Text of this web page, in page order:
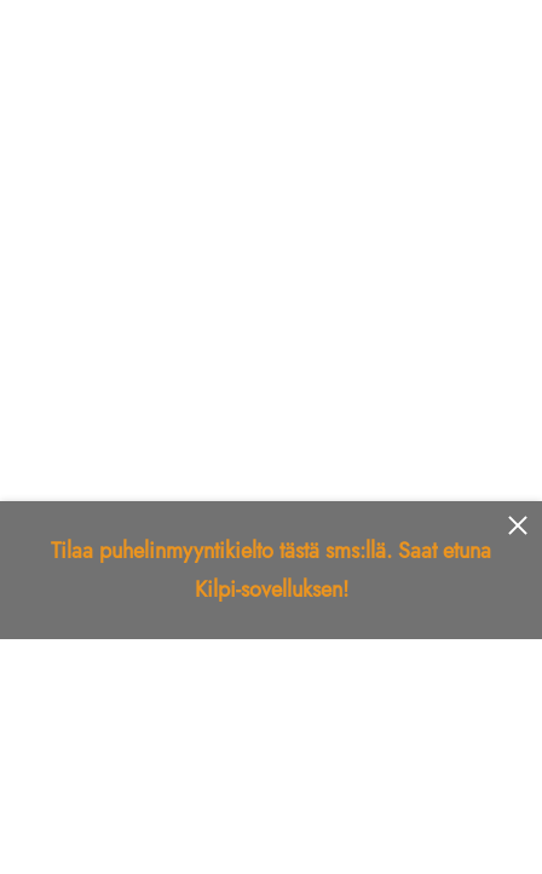
Tilaa puhelinmyyntikielto tästä sms:llä. Saat etuna
Kilpi-sovelluksen!